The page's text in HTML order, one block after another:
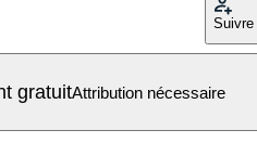
Suivre
gratuitAttribution nécessaire